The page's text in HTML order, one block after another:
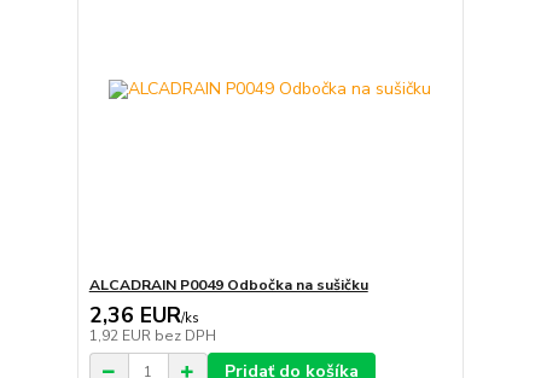
ALCADRAIN P0049 Odbočka na sušičku
2,36 EUR/ks
1,92 EUR bez DPH
Pridať do košíka